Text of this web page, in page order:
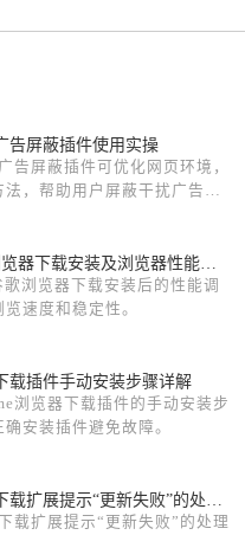
告屏蔽插件使用实操
告屏蔽插件可优化网页环境，
，帮助用户屏蔽干扰广告，
浏览器下载安装后的性能调
速度和稳定性。
载插件手动安装步骤详解
浏览器下载插件的手动安装步
安装插件避免故障。
载扩展提示“更新失败”的处理